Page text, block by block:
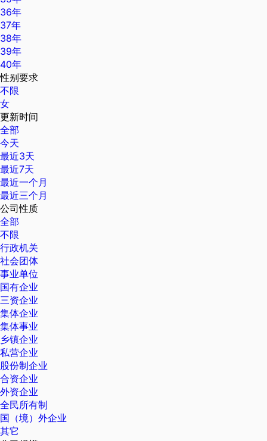
36年
37年
38年
39年
40年
性别要求
不限
女
更新时间
全部
今天
最近3天
最近7天
最近一个月
最近三个月
公司性质
全部
不限
行政机关
社会团体
事业单位
国有企业
三资企业
集体企业
集体事业
乡镇企业
私营企业
股份制企业
合资企业
外资企业
全民所有制
国（境）外企业
其它